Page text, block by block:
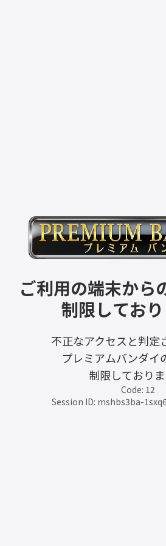
ご利用の端末から
制限しており
不正なアクセスと判定
プレミアムバンダイ
制限しておりま
Code: 12
Session ID: mshbs3ba-